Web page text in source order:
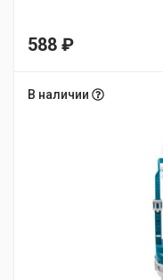
588 ₽
В наличии